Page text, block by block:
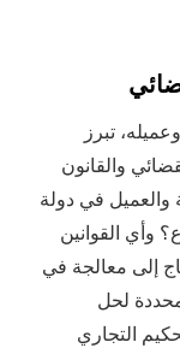
تبرز
والقانون
والعميل في دولة
وأي القوانين
إلى معالجة في
لحل
التجاري